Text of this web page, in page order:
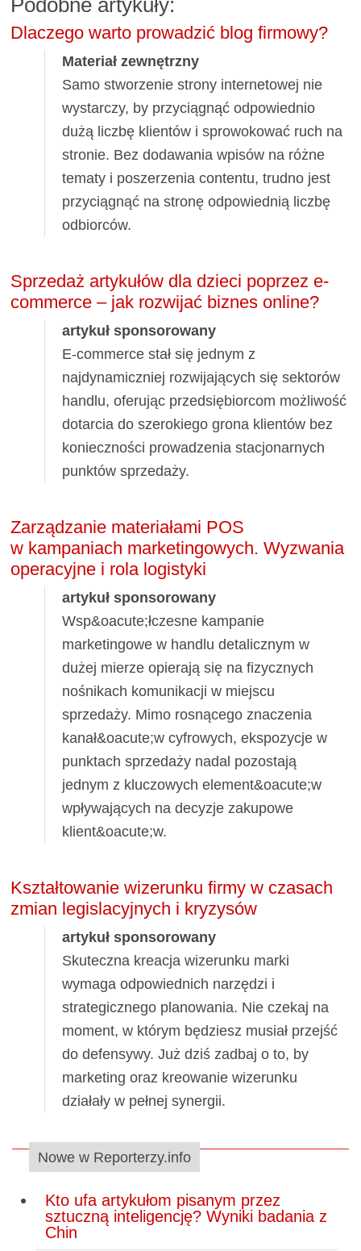
Podobne artykuły:
Dlaczego warto prowadzić blog firmowy?
Materiał zewnętrzny
Samo stworzenie strony internetowej nie
wystarczy, by przyciągnąć odpowiednio
dużą liczbę klientów i sprowokować ruch na
stronie. Bez dodawania wpisów na różne
tematy i poszerzenia contentu, trudno jest
przyciągnąć na stronę odpowiednią liczbę
odbiorców.
Sprzedaż artykułów dla dzieci poprzez e-
commerce – jak rozwijać biznes online?
artykuł sponsorowany
E-commerce stał się jednym z
najdynamiczniej rozwijających się sektorów
handlu, oferując przedsiębiorcom możliwość
dotarcia do szerokiego grona klientów bez
konieczności prowadzenia stacjonarnych
punktów sprzedaży.
Zarządzanie materiałami POS
w kampaniach marketingowych. Wyzwania
operacyjne i rola logistyki
artykuł sponsorowany
Wsp&oacute;łczesne kampanie
marketingowe w handlu detalicznym w
dużej mierze opierają się na fizycznych
nośnikach komunikacji w miejscu
sprzedaży. Mimo rosnącego znaczenia
kanał&oacute;w cyfrowych, ekspozycje w
punktach sprzedaży nadal pozostają
jednym z kluczowych element&oacute;w
wpływających na decyzje zakupowe
klient&oacute;w.
Kształtowanie wizerunku firmy w czasach
zmian legislacyjnych i kryzysów
artykuł sponsorowany
Skuteczna kreacja wizerunku marki
wymaga odpowiednich narzędzi i
strategicznego planowania. Nie czekaj na
moment, w którym będziesz musiał przejść
do defensywy. Już dziś zadbaj o to, by
marketing oraz kreowanie wizerunku
działały w pełnej synergii.
Nowe w Reporterzy.info
Kto ufa artykułom pisanym przez
sztuczną inteligencję? Wyniki badania z
Chin